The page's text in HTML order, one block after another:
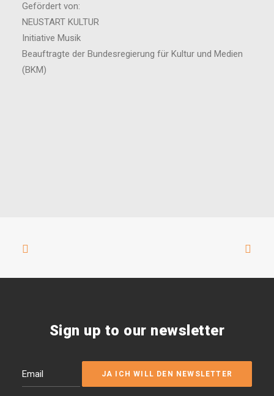
Gefördert von:
NEUSTART KULTUR
Initiative Musik
Beauftragte der Bundesregierung für Kultur und Medien
(BKM)
Sign up to our newsletter